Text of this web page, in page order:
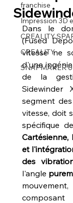
franchise
Impression 3D
CREALITY
CREALITY
SNAPMAKER
Dans le
(Fused
vitesse ne
d'une
de la
Sidewinder
segment
vitesse, doit
spécifique
Cartésienne,
et
des
l'angle